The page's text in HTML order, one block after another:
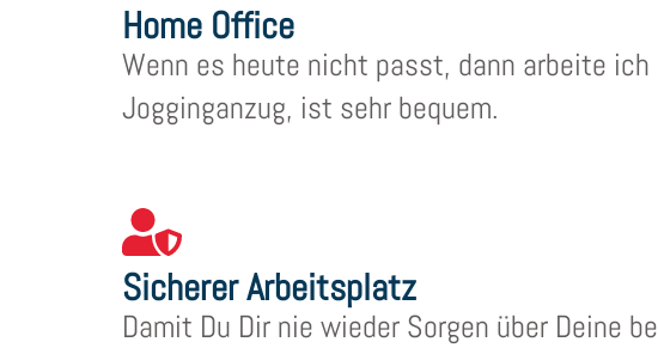
Home Office
Wenn es heute nicht passt, dann arbeite
Jogginganzug, ist sehr bequem.
Sicherer Arbeitsplatz
Damit Du Dir nie wieder Sorgen über Deine